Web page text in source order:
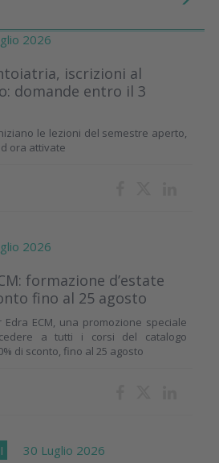
2026
iscrizioni al
domande entro il 3
le lezioni del semestre aperto,
ora attivate
2026
formazione d’estate
fino al 25 agosto
Edra ECM, una promozione speciale
a tutti i corsi del catalogo
di sconto, fino al 25 agosto
30 Luglio 2026